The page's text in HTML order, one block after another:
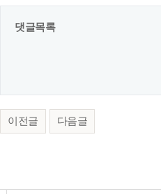
댓글목록
이전글 다음글